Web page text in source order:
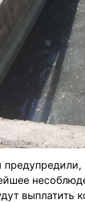
выплатить